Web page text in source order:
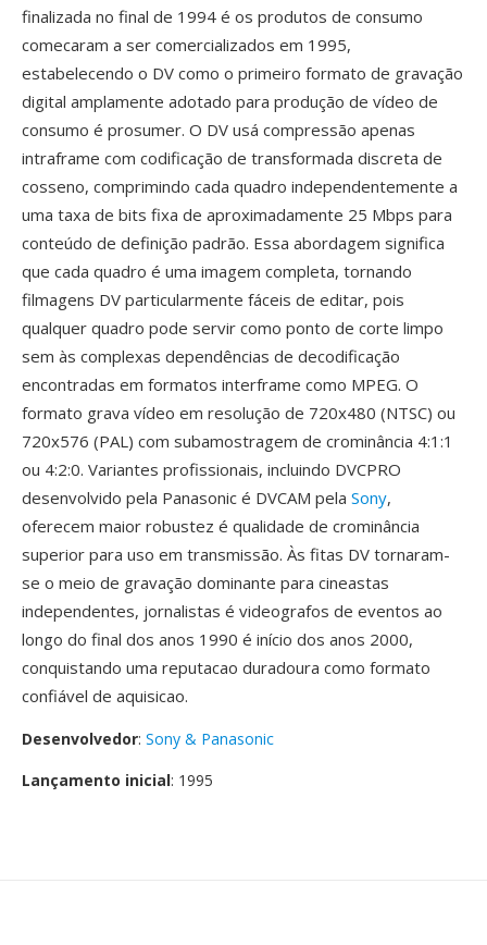
finalizada no final de 1994 é os produtos de consumo
comecaram a ser comercializados em 1995,
estabelecendo o DV como o primeiro formato de gravação
digital amplamente adotado para produção de vídeo de
consumo é prosumer. O DV usá compressão apenas
intraframe com codificação de transformada discreta de
cosseno, comprimindo cada quadro independentemente a
uma taxa de bits fixa de aproximadamente 25 Mbps para
conteúdo de definição padrão. Essa abordagem significa
que cada quadro é uma imagem completa, tornando
filmagens DV particularmente fáceis de editar, pois
qualquer quadro pode servir como ponto de corte limpo
sem às complexas dependências de decodificação
encontradas em formatos interframe como MPEG. O
formato grava vídeo em resolução de 720x480 (NTSC) ou
720x576 (PAL) com subamostragem de crominância 4:1:1
ou 4:2:0. Variantes profissionais, incluindo DVCPRO
desenvolvido pela Panasonic é DVCAM pela Sony,
oferecem maior robustez é qualidade de crominância
superior para uso em transmissão. Às fitas DV tornaram-
se o meio de gravação dominante para cineastas
independentes, jornalistas é videografos de eventos ao
longo do final dos anos 1990 é início dos anos 2000,
conquistando uma reputacao duradoura como formato
confiável de aquisicao.
Desenvolvedor: Sony & Panasonic
Lançamento inicial: 1995